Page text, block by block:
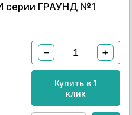
серии ГРАУНД №1
− +
Купить в 1
клик